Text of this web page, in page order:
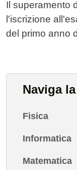
Il superamento
l'iscrizione
del primo anno
Naviga
Fisica
Informatica
Matematica